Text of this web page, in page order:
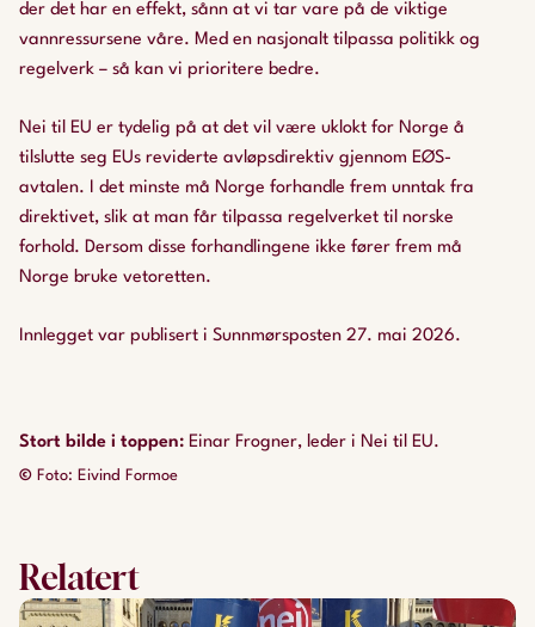
der det har en effekt, sånn at vi tar vare på de viktige
vannressursene våre. Med en nasjonalt tilpassa politikk og
regelverk – så kan vi prioritere bedre.
Nei til EU er tydelig på at det vil være uklokt for Norge å
tilslutte seg EUs reviderte avløpsdirektiv gjennom EØS-
avtalen. I det minste må Norge forhandle frem unntak fra
direktivet, slik at man får tilpassa regelverket til norske
forhold. Dersom disse forhandlingene ikke fører frem må
Norge bruke vetoretten.
Innlegget var publisert i Sunnmørsposten 27. mai 2026.
Stort bilde i toppen: Einar Frogner, leder i Nei til EU.
© Foto: Eivind Formoe
Relatert